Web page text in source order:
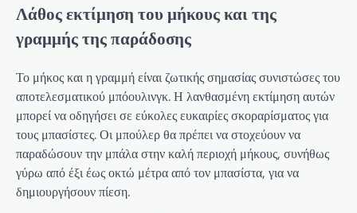
Λάθος εκτίμηση του μήκους και της
γραμμής της παράδοσης
Το μήκος και η γραμμή είναι ζωτικής σημασίας συνιστώσες του
αποτελεσματικού μπόουλινγκ. Η λανθασμένη εκτίμηση αυτών
μπορεί να οδηγήσει σε εύκολες ευκαιρίες σκοραρίσματος για
τους μπασίστες. Οι μπούλερ θα πρέπει να στοχεύουν να
παραδώσουν την μπάλα στην καλή περιοχή μήκους, συνήθως
γύρω από έξι έως οκτώ μέτρα από τον μπασίστα, για να
δημιουργήσουν πίεση.